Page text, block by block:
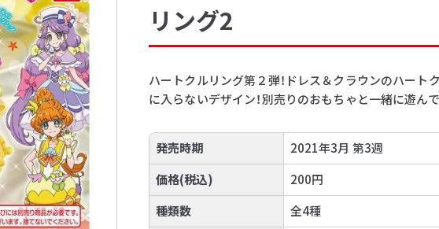
リング2
ハートクルリング第２弾！ドレス＆クラウンのハート
に入らないデザイン！別売りのおもちゃと一緒に遊んで
発売時期
2021年3月 第3週
価格(税込)
200円
種類数
全4種